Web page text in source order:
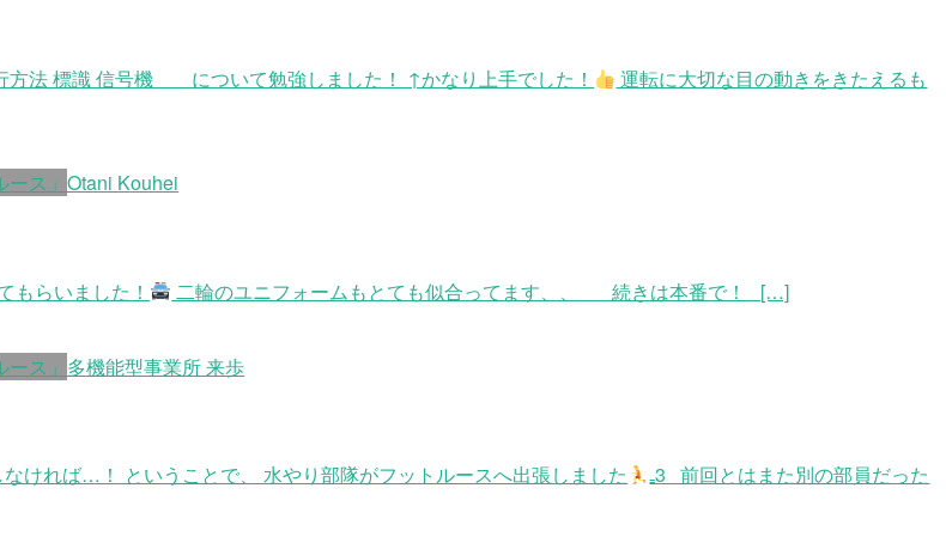
方法 標識 信号機 について勉強しました！ ↑かなり上手でした！
運転に大切な目の動きをきたえるも
ス」 Otani Kouhei
もらいました！
二輪のユニフォームもとても似合ってます、、 続きは本番で！ […]
ス」 多機能型事業所 来歩
ければ…！ ということで、 水やり部隊がフットルースへ出張しました
₌3 前回とはまた別の部員だった